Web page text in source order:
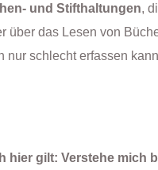
und Stifthaltungen,
über das Lesen von
nur schlecht erfassen
hier gilt: Verstehe mich